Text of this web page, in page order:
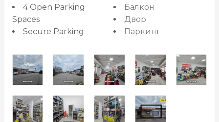
4 Open Parking
Spaces
Secure Parking
Балкон
Двор
Паркинг